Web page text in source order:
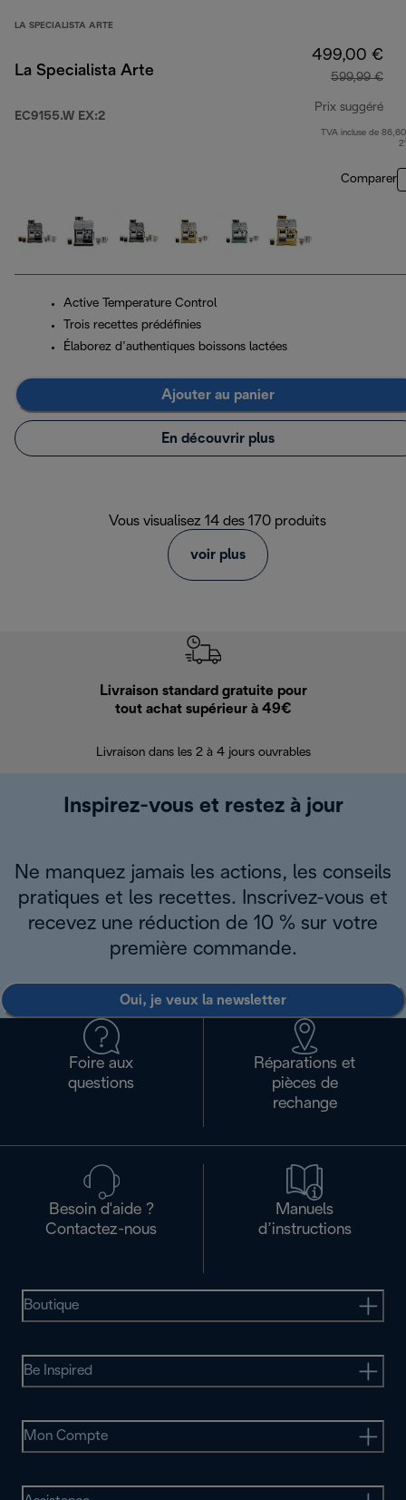
LA SPECIALISTA ARTE
La Specialista Arte
EC9155.W EX:2
499,00 €
599,99 €
Prix suggéré
TVA incluse de
Comparer
Active Temperature Control
Trois recettes prédéfinies
Élaborez d’authentiques boissons lactées
Ajouter au panier
En découvrir plus
Vous visualisez 14 des 170 produits
voir plus
Livraison standard gratuite pour
tout achat supérieur à 49€
Livraison dans les 2 à 4 jours ouvrables
Inspirez-vous et restez à jour
Ne manquez jamais les actions, les conseils
pratiques et les recettes. Inscrivez-vous et
recevez une réduction de 10 % sur votre
première commande.
Oui, je veux la newsletter
Foire aux
questions
Réparations et
pièces de
rechange
Besoin d'aide ?
Contactez-nous
Manuels
d’instructions
Boutique
Be Inspired
Mon Compte